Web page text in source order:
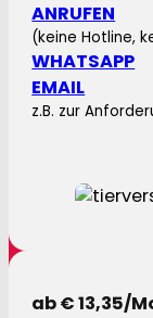
ANRUFEN
(keine Hotline,
WHATSAPP
EMAIL
z.B. zur
ab € 13,35/